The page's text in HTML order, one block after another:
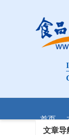
首页
文章导